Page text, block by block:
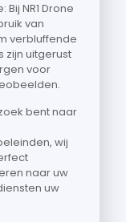
NR1 Drone
van
verbluffende
zijn uitgerust
voor
bent naar
wij
naar uw
uw